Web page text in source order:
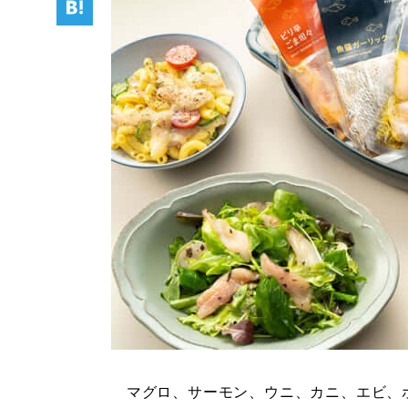
マグロ、サーモン、ウニ、カニ、エビ、